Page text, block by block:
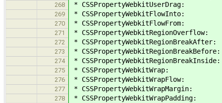
268 * CSSPropertyWebkitUserDrag:
269 * CSSPropertyWebkitFlowInto:
270 * CSSPropertyWebkitFlowFrom:
271 * CSSPropertyWebkitRegionOverflow:
272 * CSSPropertyWebkitRegionBreakAfter:
273 * CSSPropertyWebkitRegionBreakBefore:
274 * CSSPropertyWebkitRegionBreakInside:
275 * CSSPropertyWebkitWrap:
276 * CSSPropertyWebkitWrapFlow:
277 * CSSPropertyWebkitWrapMargin:
278 * CSSPropertyWebkitWrapPadding: